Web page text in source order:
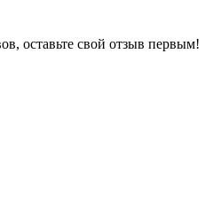
оставьте свой отзыв первым!